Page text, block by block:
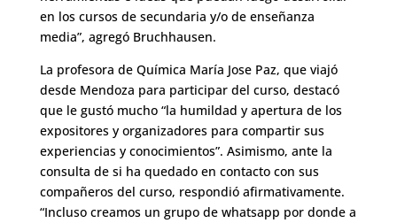
en los cursos de secundaria y/o de enseñanza
media”, agregó Bruchhausen.
La profesora de Química María Jose Paz, que viajó
desde Mendoza para participar del curso, destacó
que le gustó mucho “la humildad y apertura de los
expositores y organizadores para compartir sus
experiencias y conocimientos”. Asimismo, ante la
consulta de si ha quedado en contacto con sus
compañeros del curso, respondió afirmativamente.
“Incluso creamos un grupo de whatsapp por donde a